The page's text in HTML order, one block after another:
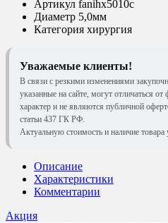
Артикул fanihx5010c
Диаметр 5,0мм
Категория хирургия
Уважаемые клиенты!
В связи с резкими изменениями
указанные на сайте, могут отличаться
характер и не являются публичной
статьи 437 ГК РФ.
Актуальную стоимость и наличие
Описание
Характеристики
Комментарии
Акция